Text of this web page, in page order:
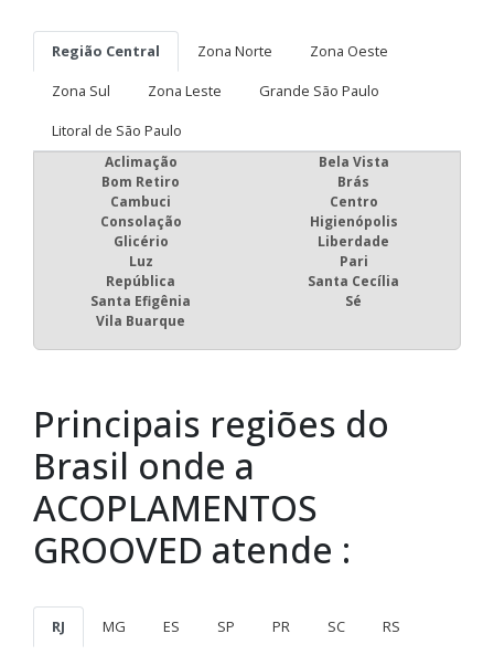
Região Central Zona Norte
Zona Oeste
Zona Sul
Zona Leste
Grande São Paulo
Litoral de São Paulo
Aclimação
Bela Vista
Bom Retiro
Brás
Cambuci
Centro
Consolação
Higienópolis
Glicério
Liberdade
Luz
Pari
República
Santa Cecília
Santa Efigênia
Sé
Vila Buarque
Principais regiões do
Brasil onde a
ACOPLAMENTOS
GROOVED atende :
RJ MG ES SP PR SC
RS